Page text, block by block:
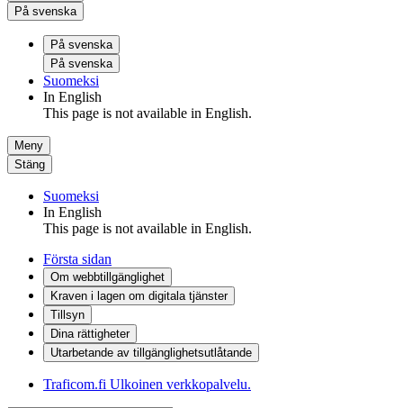
På svenska
På svenska
På svenska
Suomeksi
In English
This page is not available in English.
Meny
Stäng
Suomeksi
In English
This page is not available in English.
Första sidan
Om webbtillgänglighet
Kraven i lagen om digitala tjänster
Tillsyn
Dina rättigheter
Utarbetande av tillgänglighets­utlåtande
Traficom.fi Ulkoinen verkkopalvelu.